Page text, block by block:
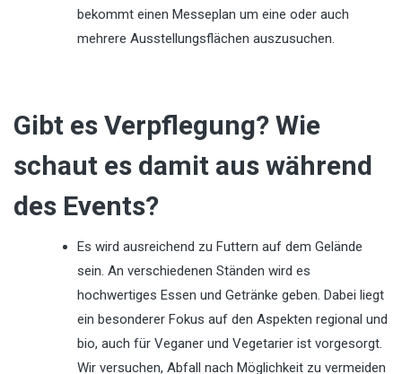
bekommt einen Messeplan um eine oder auch
mehrere Ausstellungsflächen auszusuchen.
Gibt es Verpflegung? Wie
schaut es damit aus während
des Events?
Es wird ausreichend zu Futtern auf dem Gelände
sein. An verschiedenen Ständen wird es
hochwertiges Essen und Getränke geben. Dabei liegt
ein besonderer Fokus auf den Aspekten regional und
bio, auch für Veganer und Vegetarier ist vorgesorgt.
Wir versuchen, Abfall nach Möglichkeit zu vermeiden